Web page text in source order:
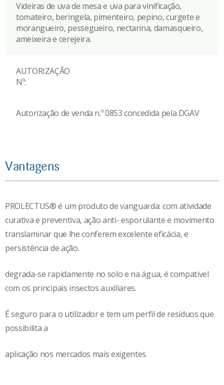
Videiras de uva de mesa e uva para vinificação,
tomateiro, beringela, pimenteiro, pepino, curgete e
morangueiro, pessegueiro, nectarina, damasqueiro,
ameixeira e cerejeira.
AUTORIZAÇÃO
Nº:
Autorização de venda n.º 0853 concedida pela DGAV
Vantagens
PROLECTUS® é um produto de vanguarda: com atividade
curativa e preventiva, ação anti- esporulante e movimento
translaminar que lhe conferem excelente eficácia, e
persistência de ação.
degrada-se rapidamente no solo e na água, é compativel
com os principais insectos auxiliares.
É seguro para o utilizador e tem um perfil de resíduos que
possibilita a
aplicação nos mercados mais exigentes.